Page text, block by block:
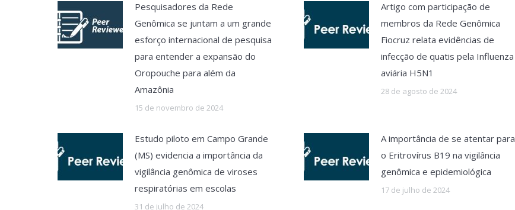
Pesquisadores da Rede
Genômica se juntam a um grande
esforço internacional de pesquisa
para entender a expansão do
Oropouche para além da
Amazônia
15 de novembro de 2024
Artigo com participação de
membros da Rede Genômica
Fiocruz relata evidências de
infecção de quatis pela Influenza
aviária H5N1
28 de agosto de 2024
Estudo piloto em Campo Grande
(MS) evidencia a importância da
vigilância genômica de viroses
respiratórias em escolas
31 de julho de 2024
A importância de se atentar para
o Eritrovírus B19 na vigilância
genômica e epidemiológica
17 de julho de 2024